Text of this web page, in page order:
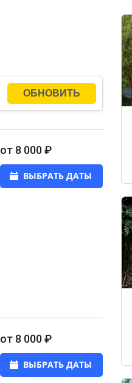
от 8 000 ₽
ВЫБРАТЬ ДАТЫ
от 8 000 ₽
ВЫБРАТЬ ДАТЫ